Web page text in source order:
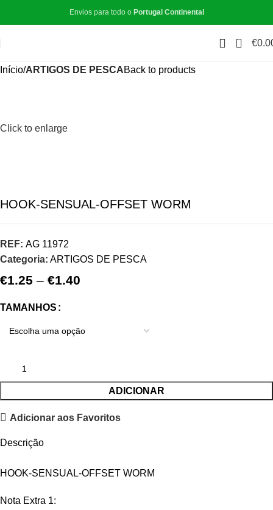
Envios para todo o Portugal Continental
0 €
Início ARTIGOS DE PESCABack to products
Click to enlarge
HOOK-SENSUAL-OFFSET WORM
REF: AG 11972
Categoria: ARTIGOS DE PESCA
€1.25 – €1.40
TAMANHOS
ADICIONAR
Adicionar aos Favoritos
Descrição
HOOK-SENSUAL-OFFSET WORM
Nota Extra 1: